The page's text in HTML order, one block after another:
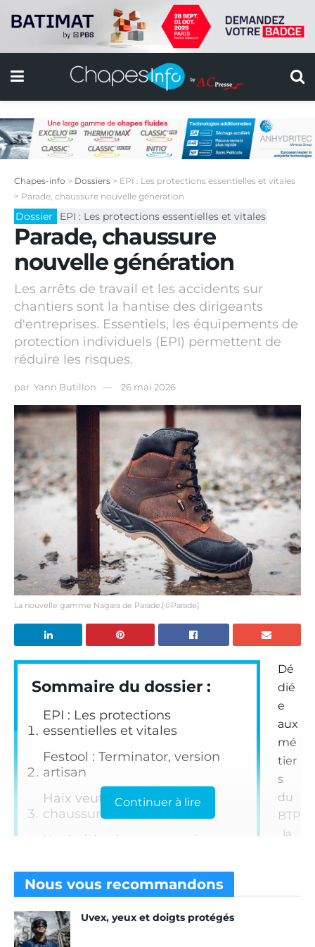
Chapes-info > Dossiers > EPI : Les protections essentielles et vitales
> Parade, chaussure nouvelle génération
Dossier EPI : Les protections essentielles et vitales
Parade, chaussure
nouvelle génération
Les arrêts de travail et les accidents sur
chantiers sont la hantise des dirigeants
d'entreprises. Essentiels, les équipements de
protection individuels (EPI) permettent de
réduire les risques.
par Yann Butillon 26 mai 2026
La nouvelle gamme Nagara de Parade.[©Parade]
Sommaire du dossier :
EPI : Les protections
essentielles et vitales
Festool : Terminator, version
artisan
Haix veut révolutionner les
chaussures
Heckel, la chaussure qui
Jallatte, double chausse
Milwaukee sur tous les fronts
Moovy de Molinel, le confort en
Dé
dié
e
aux
mé
tier
s
du
BTP
, la
Continuer à lire
Nous vous recommandons
Uvex, yeux et doigts protégés